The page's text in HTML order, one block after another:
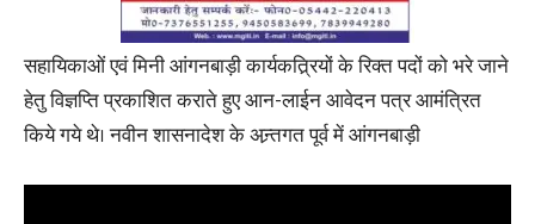
सहायिकाओं एवं मिनी आंगनबाड़ी कार्यकत्र्रियों के रिक्त पदों को भरे जाने
हेतु विज्ञप्ति प्रकाशित कराते हुए आन-लाईन आवेदन पत्र आमंत्रित
किये गये थे। नवीन शासनादेश के अन्र्तगत पूर्व में आंगनबाड़ी